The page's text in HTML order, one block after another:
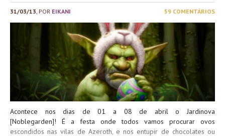
recompensa o Rédeas do Protodraco Violeta [Violet proto-drake].
Se você ainda não completou essa conquista em nenhum dos anos
anteriores, aproveite! E se você já tem a conquista, mas busca um
novo mascote e/ou uma nova montaria, aproveite para conseguir
o Pé de Coelho Primaveril e o Primavestruz Ligeiro [Swift
Springstrider]. O evento basicamente se resume em procurar
por Ovos Coloridos Brilhantes pelas cidades de Azeroth. Eles
podem ser encontrados nos seguintes lugares: Esses ovos
dropam Chocolate...
31/03/13 , POR EIKANI 59 COMENTÁRIOS
Acontece nos dias de 01 a 08 de abril o Jardinova
[Noblegarden]! É a festa onde todos vamos procurar ovos
escondidos nas vilas de Azeroth, e nos entupir de chocolates ou